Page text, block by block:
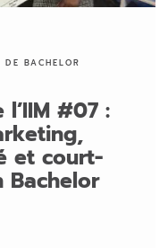
DE BACHELOR
#07 :
et court-
Bachelor